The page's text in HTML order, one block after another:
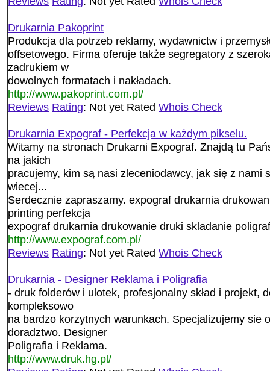
Drukarnia Pakoprint
Produkcja dla potrzeb reklamy, wydawnictw i
offsetowego. Firma oferuje także segregatory z
zadrukiem w
dowolnych formatach i nakładach.
http://www.pakoprint.com.pl/
Reviews Rating: Not yet Rated Whois Check
Drukarnia Expograf - Perfekcja w każdym pikselu.
Witamy na stronach Drukarni Expograf. Znajdą tu
na jakich
pracujemy, kim są nasi zleceniodawcy, jak się z nami
wiecej...
Serdecznie zapraszamy. expograf drukarnia
printing perfekcja
expograf drukarnia drukowanie druki skladanie
http://www.expograf.com.pl/
Reviews Rating: Not yet Rated Whois Check
Drukarnia - Designer Reklama i Poligrafia
- druk folderów i ulotek, profesjonalny skład i projekt,
kompleksowo
na bardzo korzytnych warunkach. Specjalizujemy sie
doradztwo. Designer
Poligrafia i Reklama.
http://www.druk.hg.pl/